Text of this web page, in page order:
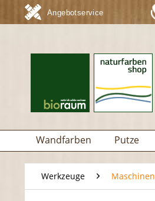
Angebotservice
Wandfarben Putze
Werkzeuge Maschinen